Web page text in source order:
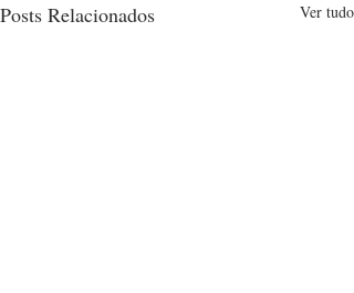
Posts Relacionados Ver tudo